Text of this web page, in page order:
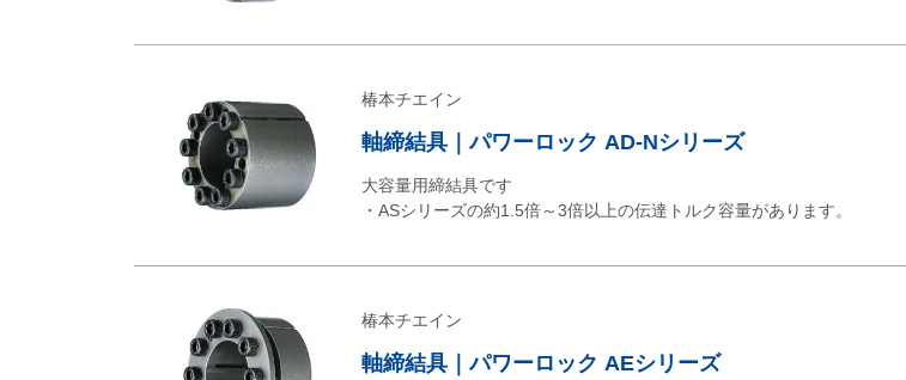
椿本チエイン
軸締結具｜パワーロック AD-Nシリーズ
大容量用締結具です
・ASシリーズの約1.5倍～3倍以上の伝達トルク容量があります。
椿本チエイン
軸締結具｜パワーロック AEシリーズ